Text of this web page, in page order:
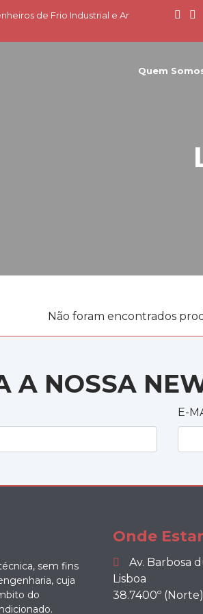
de Frio Industrial e Ar
Quem
Não foram encontrados
A NOSSA
E-
sem fins
cuja
do
Onde
Av. Barbosa
Lisboa
38.7400º